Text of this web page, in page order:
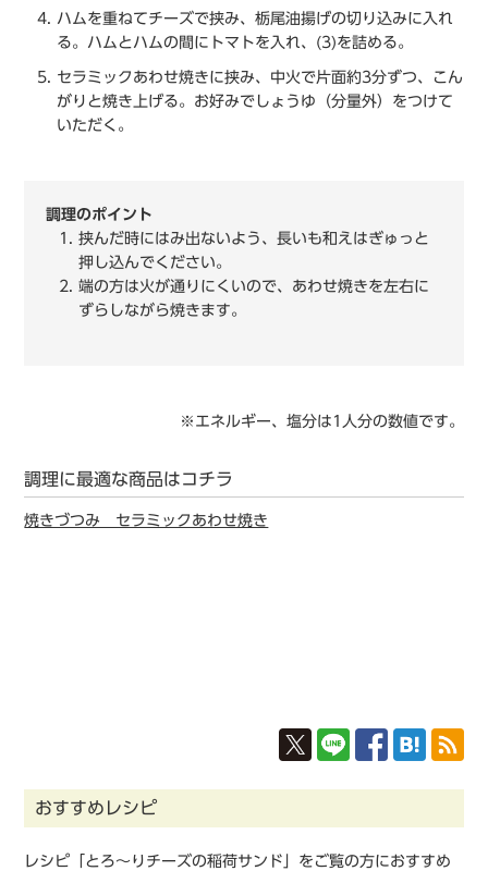
ハムを重ねてチーズで挟み、栃尾油揚げの切り込みに入れ
る。ハムとハムの間にトマトを入れ、(3)を詰める。
セラミックあわせ焼きに挟み、中火で片面約3分ずつ、こん
がりと焼き上げる。お好みでしょうゆ（分量外）をつけて
いただく。
調理のポイント
挟んだ時にはみ出ないよう、長いも和えはぎゅっと
押し込んでください。
端の方は火が通りにくいので、あわせ焼きを左右に
ずらしながら焼きます。
※エネルギー、塩分は1人分の数値です。
調理に最適な商品はコチラ
焼きづつみ セラミックあわせ焼き
おすすめレシピ
レシピ「とろ～りチーズの稲荷サンド」をご覧の方におすすめ